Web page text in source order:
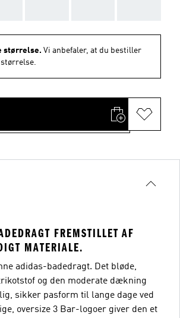
størrelse. Vi anbefaler, at du bestiller
FREMSTILLET AF
MATERIALE.
adidas-badedragt. Det bløde,
og den moderate dækning
sikker pasform til lange dage ved
oversize 3 Bar-logoer giver den et